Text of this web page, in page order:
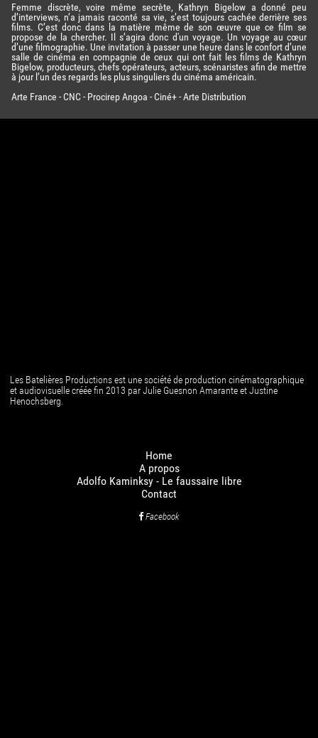
Femme discrète, voire même secrète, Kathryn Bigelow a donné peu
d’interviews, n’a jamais raconté sa vie, s’est toujours cachée derrière ses
films. C’est donc dans la matière même de son œuvre que ce film se
propose de la chercher. Il s’agira donc d'un voyage. Un voyage au cœur
d’une filmographie. Une invitation à passer une heure dans le confort d’une
salle de cinéma en compagnie de ceux qui ont fait les films de Kathryn
Bigelow, producteurs, chefs opérateurs, acteurs, scénaristes afin de mettre
à jour l’un des regards les plus singuliers du cinéma américain.
Arte France - CNC - Procirep Angoa - Ciné+ - Arte Distribution
Les Batelières Productions est une société de production cinématographique
et audiovisuelle créée fin 2013 par Julie Guesnon Amarante et Justine
Henochsberg.
Home
A propos
Adolfo Kaminksy - Le faussaire libre
Contact
Facebook